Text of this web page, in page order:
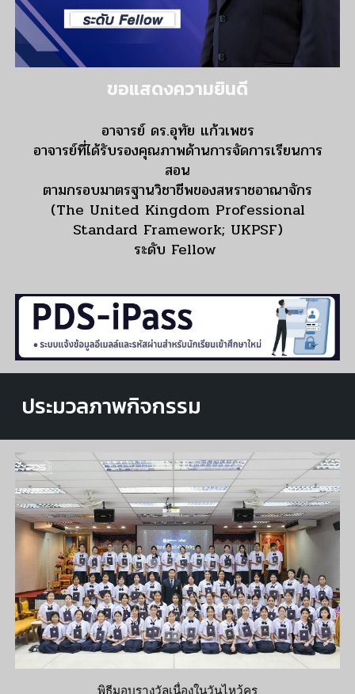
ขอแสดงความยินดี
อาจารย์ ดร.อุทัย แก้วเพชร
อาจารย์ที่ได้รับรองคุณภาพด้านการจัดการเรียนการ
สอน
ตามกรอบมาตรฐานวิชาชีพของสหราชอาณาจักร
(The United Kingdom Professional
Standard Framework; UKPSF)
ระดับ Fellow
ประมวลภาพกิจกรรม
พิธีมอบรางวัลเนื่องในวันไหว้ครู